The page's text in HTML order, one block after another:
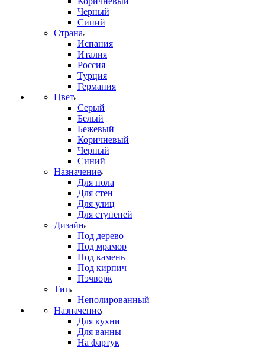
Черный
Синий
Страна
Испания
Италия
Россия
Турция
Германия
Цвет
Серый
Белый
Бежевый
Коричневый
Черный
Синий
Назначение
Для пола
Для стен
Для улиц
Для ступеней
Дизайн
Под дерево
Под мрамор
Под камень
Под кирпич
Пэчворк
Тип
Неполированный
Назначение
Для кухни
Для ванны
На фартук